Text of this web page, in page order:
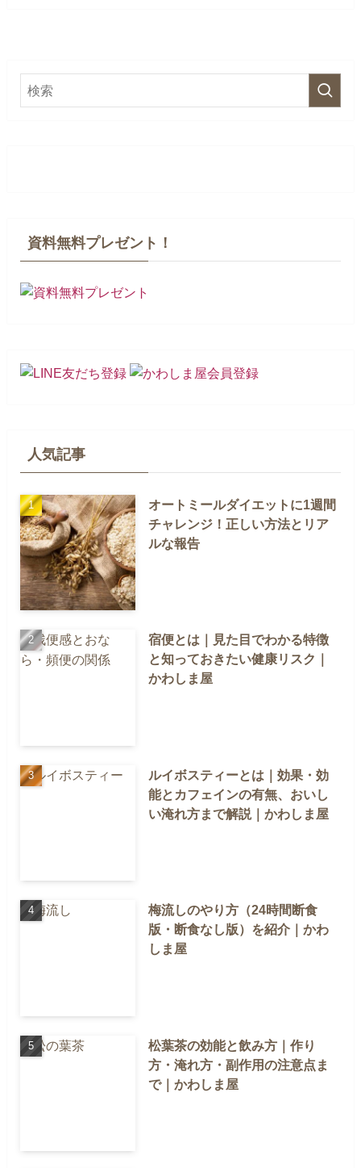
資料無料プレゼント！
人気記事
オートミールダイエットに1週間
チャレンジ！正しい方法とリア
ルな報告
宿便とは｜見た目でわかる特徴
と知っておきたい健康リスク｜
かわしま屋
ルイボスティーとは｜効果・効
能とカフェインの有無、おいし
い淹れ方まで解説｜かわしま屋
梅流しのやり方（24時間断食
版・断食なし版）を紹介｜かわ
しま屋
松葉茶の効能と飲み方｜作り
方・淹れ方・副作用の注意点ま
で｜かわしま屋